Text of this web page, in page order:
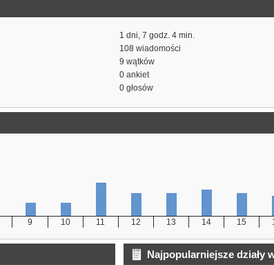
1 dni, 7 godz. 4 min.
108 wiadomości
9 wątków
0 ankiet
0 głosów
9 10 11 12 13 14 15
Najpopularniejsze działy